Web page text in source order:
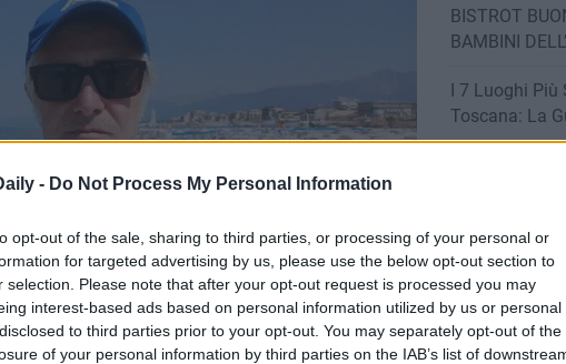
- Do Not Process My Personal Information
opt-out of the sale, sharing to third parties, or processing of your personal or
for targeted advertising by us, please use the below opt-out section to
selection. Please note that after your opt-out request is processed you may
interest-based ads based on personal information utilized by us or personal
to third parties prior to your opt-out. You may separately opt-out of the
of your personal information by third parties on the IAB’s list of
BISTROT
BAMBINI
I 7 Luoghi Più
Toscana: La